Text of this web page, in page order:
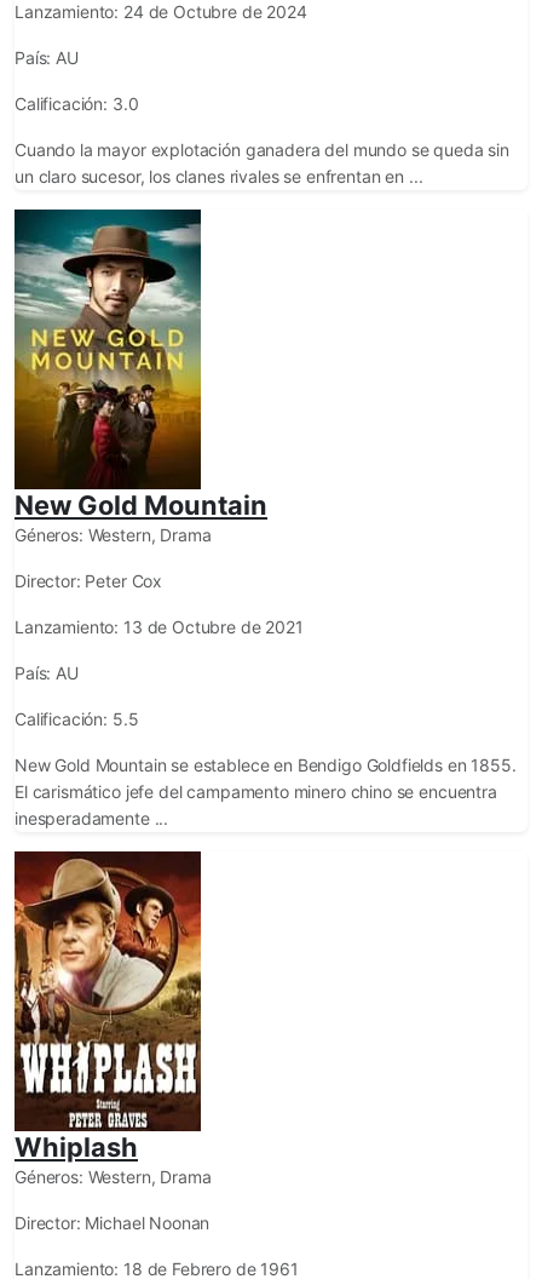
Lanzamiento: 24 de Octubre de 2024
País: AU
Calificación: 3.0
Cuando la mayor explotación ganadera del mundo se queda sin
un claro sucesor, los clanes rivales se enfrentan en ...
New Gold Mountain
Géneros: Western, Drama
Director: Peter Cox
Lanzamiento: 13 de Octubre de 2021
País: AU
Calificación: 5.5
New Gold Mountain se establece en Bendigo Goldfields en 1855.
El carismático jefe del campamento minero chino se encuentra
inesperadamente ...
Whiplash
Géneros: Western, Drama
Director: Michael Noonan
Lanzamiento: 18 de Febrero de 1961